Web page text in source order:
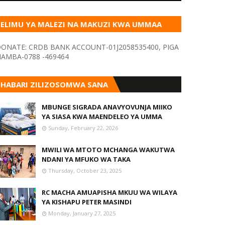
ELIMU YA MALEZI NA MAKUZI KWA UMMAA
CRDB BANK ACCOUNT-01J2058535400, PIGA
0788 -469464
HABARI ZILIZOSOMWA SANA
MBUNGE SIGRADA ANAVYOVUNJA MIIKO
YA SIASA KWA MAENDELEO YA UMMA
Sunday, February 22, 2026
MWILI WA MTOTO MCHANGA WAKUTWA
NDANI YA MFUKO WA TAKA
Thursday, October 23, 2025
RC MACHA AMUAPISHA MKUU WA WILAYA
YA KISHAPU PETER MASINDI
Monday, January 27, 2025